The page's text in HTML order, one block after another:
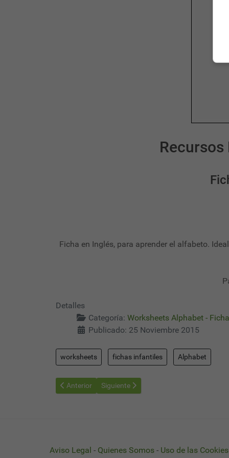
Ficha en Inglés, para aprender el alfabeto.
Detalles
Categoría: Worksheets Alphabet -
Publicado: 25 Noviembre 2015
worksheets fichas infantiles Alphabet
Artículo anterior: Worksheets Alphabet 24 - Fichas
Anterior Artículo siguiente: Worksheets Alphabet
Siguiente
Aviso Legal - Quienes Somos - Uso de las Cookies